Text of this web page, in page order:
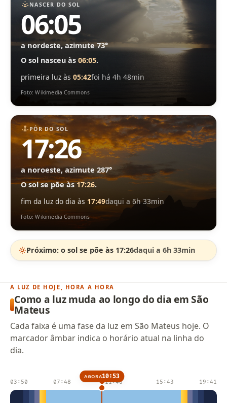
NASCER DO SOL
06:05
a nordeste, azimute 73°
O sol nasceu às06:05.
primeira luz às05:42foi há 4h 48min
Foto: Wikimedia Commons
PÔR DO SOL
17:26
a noroeste, azimute 287°
O sol se põe às17:26.
fim da luz do dia às 17:49daqui a 6h 33min
Foto: Wikimedia Commons
Próximo: o sol se põe às 17:26daqui a 6h 33min
A LUZ DE HOJE, HORA A HORA
Como a luz muda ao longo do dia em São
Mateus
Cada faixa é uma fase da luz em São Mateus hoje. O
marcador âmbar indica o horário atual na linha do
dia.
03:50 07:48 11:46 15:43 19:41
AGORA10:53